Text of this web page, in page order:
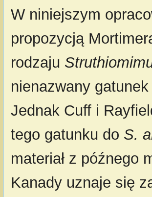
W niniejszym
propozycją
rodzaju
nienazwany
Jednak Cuff i
tego gatunku do S.
materiał z późnego
Kanady uznaje się